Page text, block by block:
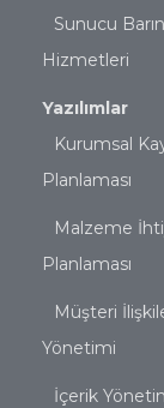
Sunucu
Hizmetleri
Yazılımlar
Kurumsal
Planlaması
Malzeme
Planlaması
Müşteri
Yönetimi
İçerik